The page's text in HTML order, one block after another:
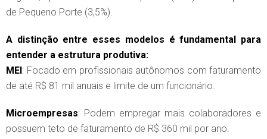
de Pequeno Porte (3,5%).
A distinção entre esses modelos é fundamental para
entender a estrutura produtiva:
MEI : Focado em profissionais autônomos com faturamento
de até R$ 81 mil anuais e limite de um funcionário.
Microempresas: Podem empregar mais colaboradores e
possuem teto de faturamento de R$ 360 mil por ano.